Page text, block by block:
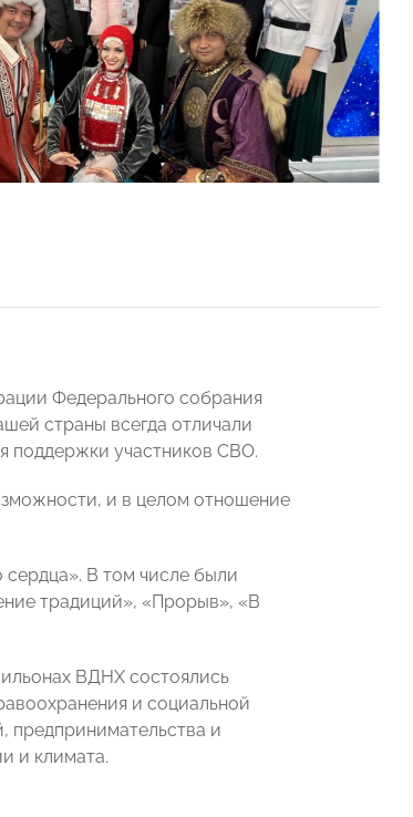
Федерального собрания
страны всегда отличали
поддержки участников СВО.
и в целом отношение
В том числе были
традиций», «Прорыв», «В
ВДНХ состоялись
и социальной
предпринимательства и
и климата.